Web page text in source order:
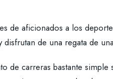
de aficionados a los
disfrutan de una regata de
de carreras bastante